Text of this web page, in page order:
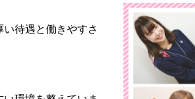
待遇と働きやすさ